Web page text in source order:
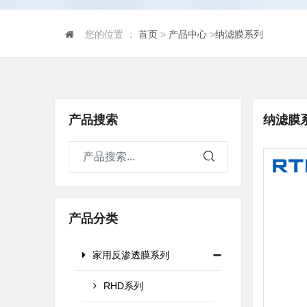
您的位置 ：首页 > 产品中心 >纳滤膜系列
产品搜索
产品分类
家用反渗透膜系列
RHD系列
纳滤膜